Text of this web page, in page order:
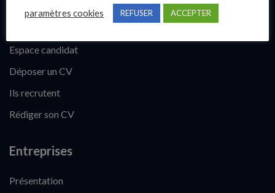
Comment trouver un emploi ?
Espace candidat
Déposer un CV
Ils recrutent
Rédiger son CV
Entreprises
Présentation
paramètres cookies REFUSER ACCEPTER